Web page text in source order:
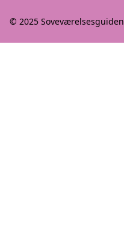
© 2025 Soveværelsesguiden